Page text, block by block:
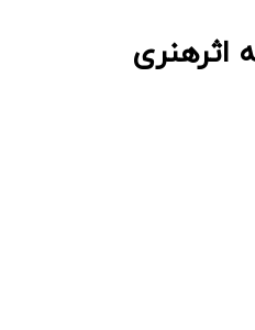
اثرهنری